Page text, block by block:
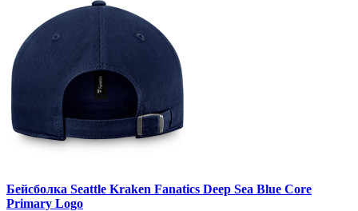
Бейсболка Seattle Kraken Fanatics Deep Sea Blue Core
Primary Logo